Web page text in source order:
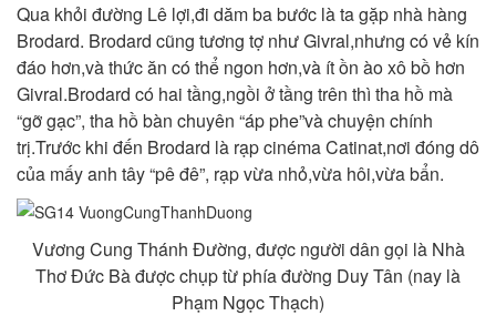
Qua khỏi đường Lê lợi,đi dăm ba bước là ta gặp nhà hàng
Brodard. Brodard cũng tương tợ như Givral,nhưng có vẻ kín
đáo hơn,và thức ăn có thể ngon hơn,và ít ồn ào xô bồ hơn
Givral.Brodard có hai tầng,ngồi ở tầng trên thì tha hồ mà
“gỡ gạc”, tha hồ bàn chuyên “áp phe”và chuyện chính
trị.Trước khi đến Brodard là rạp cinéma Catinat,nơi đóng dô
của mấy anh tây “pê đê”, rạp vừa nhỏ,vừa hôi,vừa bẩn.
Vương Cung Thánh Đường, được người dân gọi là Nhà
Thơ Đức Bà được chụp từ phía đường Duy Tân (nay là
Phạm Ngọc Thạch)